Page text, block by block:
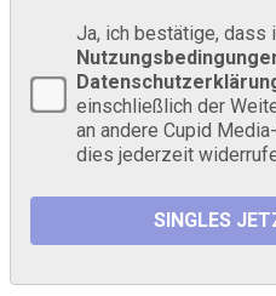
Ja, ich bestätige, dass
einschließlich der
an andere Cupid
dies jederzeit